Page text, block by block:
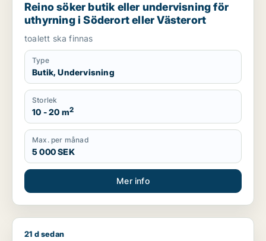
Reino söker butik eller undervisning för
uthyrning i Söderort eller Västerort
toalett ska finnas
Type
Butik, Undervisning
Storlek
10 - 20 m2
Max. per månad
5 000 SEK
Mer info
Jag söker industrilokal eller showroom för uthyrning i
21 d sedan